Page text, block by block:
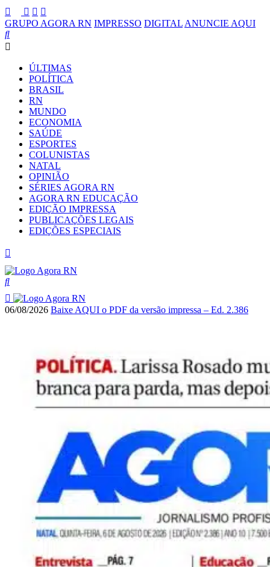
GRUPO AGORA RN IMPRESSO DIGITAL ANUNCIE AQUI
ÚLTIMAS
POLÍTICA
BRASIL
RN
MUNDO
ECONOMIA
SAÚDE
ESPORTES
COLUNISTAS
NATAL
OPINIÃO
SÉRIES AGORA RN
AGORA RN EDUCAÇÃO
EDIÇÃO IMPRESSA
PUBLICAÇÕES LEGAIS
EDIÇÕES ESPECIAIS
06/08/2026 Baixe AQUI o PDF da versão impressa – Ed. 2.386